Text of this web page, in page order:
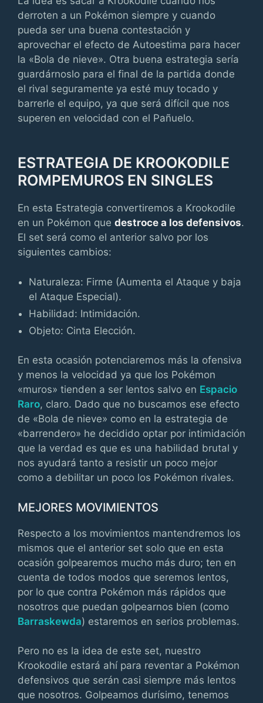
derroten a un Pokémon siempre y cuando
pueda ser una buena contestación y
aprovechar el efecto de Autoestima para hacer
la «Bola de nieve». Otra buena estrategia sería
guardárnoslo para el final de la partida donde
el rival seguramente ya esté muy tocado y
barrerle el equipo, ya que será difícil que nos
superen en velocidad con el Pañuelo.
ESTRATEGIA DE KROOKODILE
ROMPEMUROS EN SINGLES
En esta Estrategia convertiremos a Krookodile
en un Pokémon que destroce a los defensivos.
El set será como el anterior salvo por los
siguientes cambios:
Naturaleza: Firme (Aumenta el Ataque y baja
el Ataque Especial).
Habilidad: Intimidación.
Objeto: Cinta Elección.
En esta ocasión potenciaremos más la ofensiva
y menos la velocidad ya que los Pokémon
«muros» tienden a ser lentos salvo en Espacio
Raro, claro. Dado que no buscamos ese efecto
de «Bola de nieve» como en la estrategia de
«barrendero» he decidido optar por intimidación
que la verdad es que es una habilidad brutal y
nos ayudará tanto a resistir un poco mejor
como a debilitar un poco los Pokémon rivales.
MEJORES MOVIMIENTOS
Respecto a los movimientos mantendremos los
mismos que el anterior set solo que en esta
ocasión golpearemos mucho más duro; ten en
cuenta de todos modos que seremos lentos,
por lo que contra Pokémon más rápidos que
nosotros que puedan golpearnos bien (como
Barraskewda) estaremos en serios problemas.
Pero no es la idea de este set, nuestro
Krookodile estará ahí para reventar a Pokémon
defensivos que serán casi siempre más lentos
que nosotros. Golpeamos durísimo, tenemos